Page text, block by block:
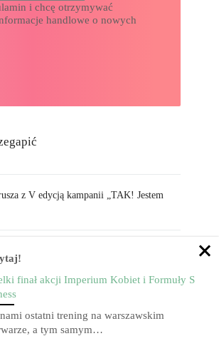
i chcę otrzymywać
handlowe o nowych
z V edycją kampanii „TAK! Jestem
Poznaj skuteczne sposoby na katar u
finał akcji Imperium Kobiet i Formuły S
ostatni trening na warszawskim
a tym samym…